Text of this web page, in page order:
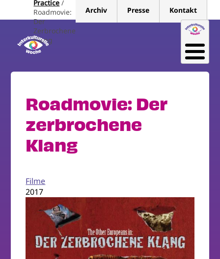
Practice
Roadmovie:
Der
Zerbrochene
Klang
Archiv Presse Kontakt
Roadmovie: Der
zerbrochene
Klang
Filme
2017